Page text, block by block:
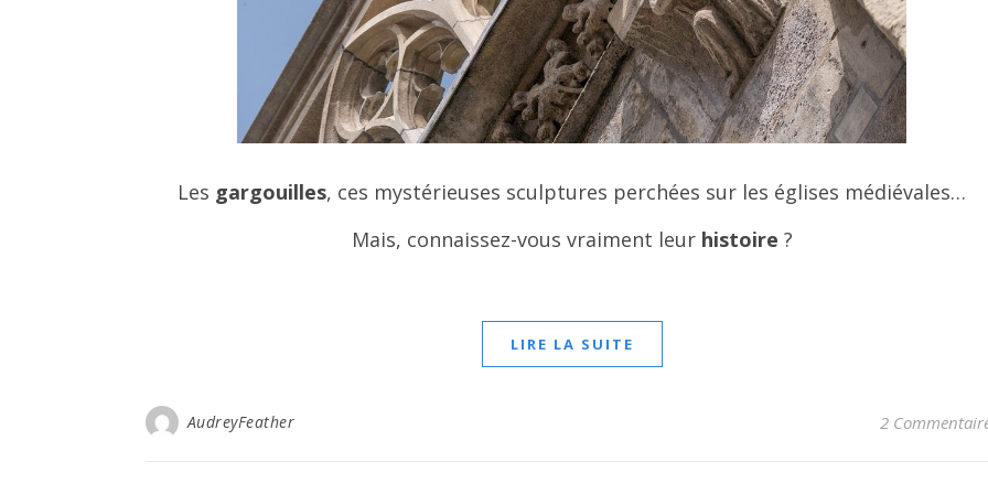
Les gargouilles, ces mystérieuses sculptures perchées sur les églises médiévales…
Mais, connaissez-vous vraiment leur histoire ?
LIRE LA SUITE
AudreyFeather 2